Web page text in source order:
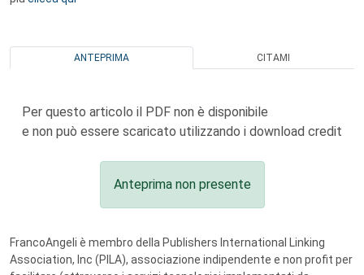
ANTEPRIMA CITAMI
Per questo articolo il PDF non è disponibile
e non può essere scaricato utilizzando i download credit
Anteprima non presente
FrancoAngeli è membro della Publishers International Linking
Association, Inc (PILA), associazione indipendente e non profit per